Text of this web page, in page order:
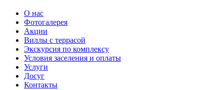
О нас
Фотогалерея
Акции
Виллы с террасой
Экскурсия по комплексу
Условия заселения и оплаты
Услуги
Досуг
Контакты